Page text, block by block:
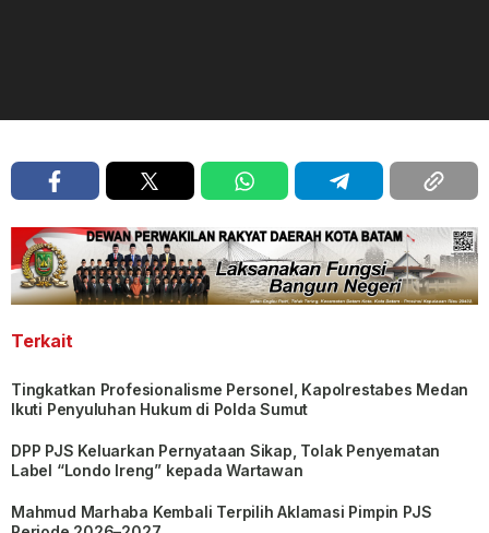
Terkait
Tingkatkan Profesionalisme Personel, Kapolrestabes Medan
Ikuti Penyuluhan Hukum di Polda Sumut
DPP PJS Keluarkan Pernyataan Sikap, Tolak Penyematan
Label “Londo Ireng” kepada Wartawan
Mahmud Marhaba Kembali Terpilih Aklamasi Pimpin PJS